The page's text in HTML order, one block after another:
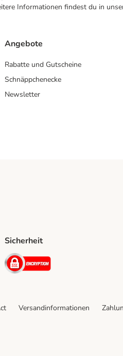
Informationen findest du in
Angebote
Rabatte und Gutscheine
Schnäppchenecke
Newsletter
Sicherheit
Security
Versandinformationen